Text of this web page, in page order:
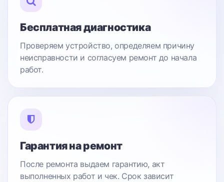
Бесплатная диагностика
Проверяем устройство, определяем причину
неисправности и согласуем ремонт до начала
работ.
Гарантия на ремонт
После ремонта выдаем гарантию, акт
выполненных работ и чек. Срок зависит